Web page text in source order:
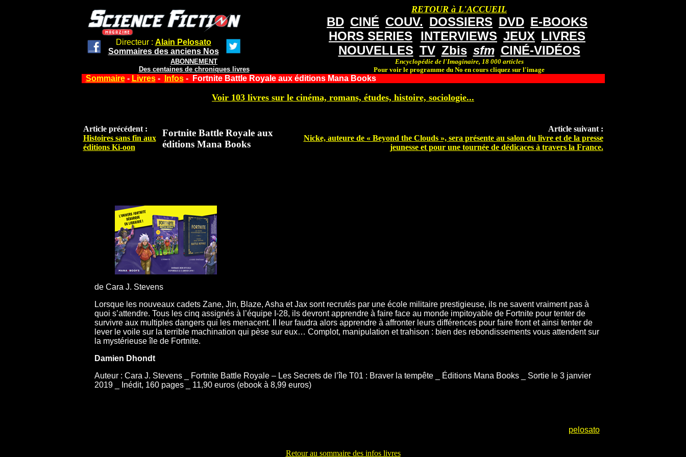
Directeur : Alain Pelosato
Sommaires des anciens Nos
ABONNEMENT
Des centaines de chroniques livres
RETOUR à L'ACCUEIL
BD CINÉ COUV. DOSSIERS DVD E-BOOKS
HORS SERIES
INTERVIEWS JEUX LIVRES
NOUVELLES TV Zbis sfm CINÉ-VIDÉOS
Encyclopédie de l'Imaginaire, 18 000 articles
Pour voir le programme du No en cours cliquez sur l'image
Sommaire- Livres- Infos- Fortnite Battle Royale aux éditions Mana Books
Voir 103 livres sur le cinéma, romans, études, histoire, sociologie...
Article précédent :
Histoires sans fin aux
éditions Ki-oon
Fortnite Battle Royale aux
éditions Mana Books
Article suivant :
Nicke, auteure de « Beyond the Clouds », sera présente au salon du livre et de la presse
jeunesse et pour une tournée de dédicaces à travers la France.
de Cara J. Stevens
Lorsque les nouveaux cadets Zane, Jin, Blaze, Asha et Jax sont recrutés par une école militaire prestigieuse, ils ne savent vraiment pas à
quoi s’attendre. Tous les cinq assignés à l’équipe I-28, ils devront apprendre à faire face au monde impitoyable de Fortnite pour tenter de
survivre aux multiples dangers qui les menacent. Il leur faudra alors apprendre à affronter leurs différences pour faire front et ainsi tenter de
lever le voile sur la terrible machination qui pèse sur eux… Complot, manipulation et trahison : bien des rebondissements vous attendent sur
la mystérieuse île de Fortnite.
Damien Dhondt
Auteur : Cara J. Stevens _ Fortnite Battle Royale – Les Secrets de l’île T01 : Braver la tempête _ Éditions Mana Books _ Sortie le 3 janvier
2019 _ Inédit, 160 pages _ 11,90 euros (ebook à 8,99 euros)
pelosato
Retour au sommaire des infos livres